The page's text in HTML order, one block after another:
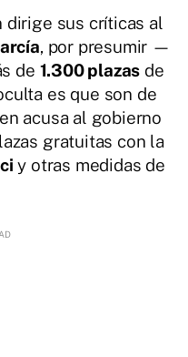
dirige sus críticas al
, por presumir —
de 1.300 plazas de
es que son de
acusa al gobierno
gratuitas con la
y otras medidas de